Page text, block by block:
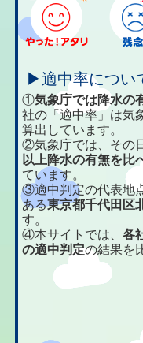
▶適中率につい
①気象庁では降水の
社の「適中率」は気
算出しています。
②気象庁では、その
以上降水の有無を比
ています。
③適中判定の代表地
ある東京都千代田区
す。
④本サイトでは、各
の適中判定の結果を